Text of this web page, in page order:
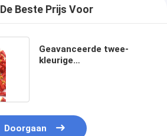
Beste Prijs Voor
Geavanceerde twee-
kleurige
Doorgaan